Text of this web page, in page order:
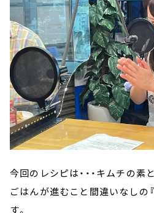
今回のレシピは・・・キムチの素
ごはんが進むこと間違いなしの
す。